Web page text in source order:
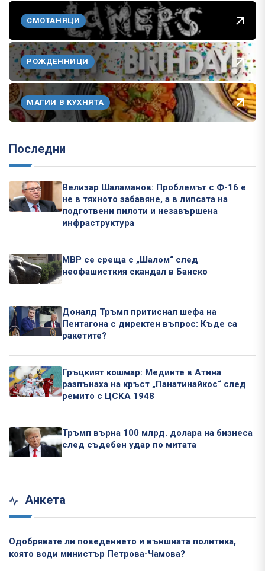
СМОТАНЯЦИ
РОЖДЕННИЦИ
МАГИИ В КУХНЯТА
Последни
Велизар Шаламанов: Проблемът с Ф-16 е
не в тяхното забавяне, а в липсата на
подготвени пилоти и незавършена
инфраструктура
МВР се среща с „Шалом“ след
неофашисткия скандал в Банско
Доналд Тръмп притиснал шефа на
Пентагона с директен въпрос: Къде са
ракетите?
Гръцкият кошмар: Медиите в Атина
разпънаха на кръст „Панатинайкос“ след
ремито с ЦСКА 1948
Тръмп върна 100 млрд. долара на бизнеса
след съдебен удар по митата
Анкета
Одобрявате ли поведението и външната политика,
която води министър Петрова-Чамова?